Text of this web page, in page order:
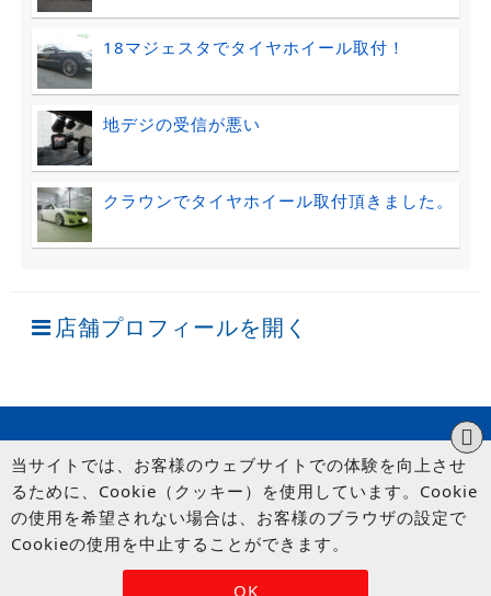
18マジェスタでタイヤホイール取付！
地デジの受信が悪い
クラウンでタイヤホイール取付頂きました。
店舗プロフィールを開く
© UP GARAGE GROUP Co., Ltd.
OK
当サイトでは、お客様のウェブサイトでの体験を向上させ
るために、Cookie（クッキー）を使用しています。Cookie
の使用を希望されない場合は、お客様のブラウザの設定で
Cookieの使用を中止することができます。